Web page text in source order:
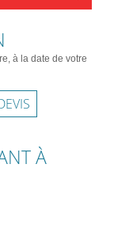
à la date de votre
À